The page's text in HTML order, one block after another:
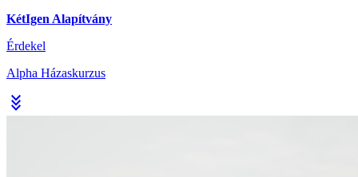
KétIgen Alapítvány
Érdekel
Alpha Házaskurzus
stat_minus_3